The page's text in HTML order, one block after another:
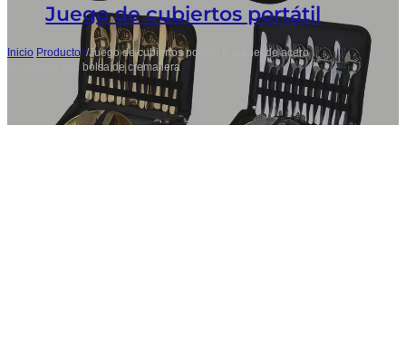
Juego de cubiertos portátil
Inicio Productos/Juego de cubiertos portátil a granel de acero
inoxidable con bolsa de cremallera